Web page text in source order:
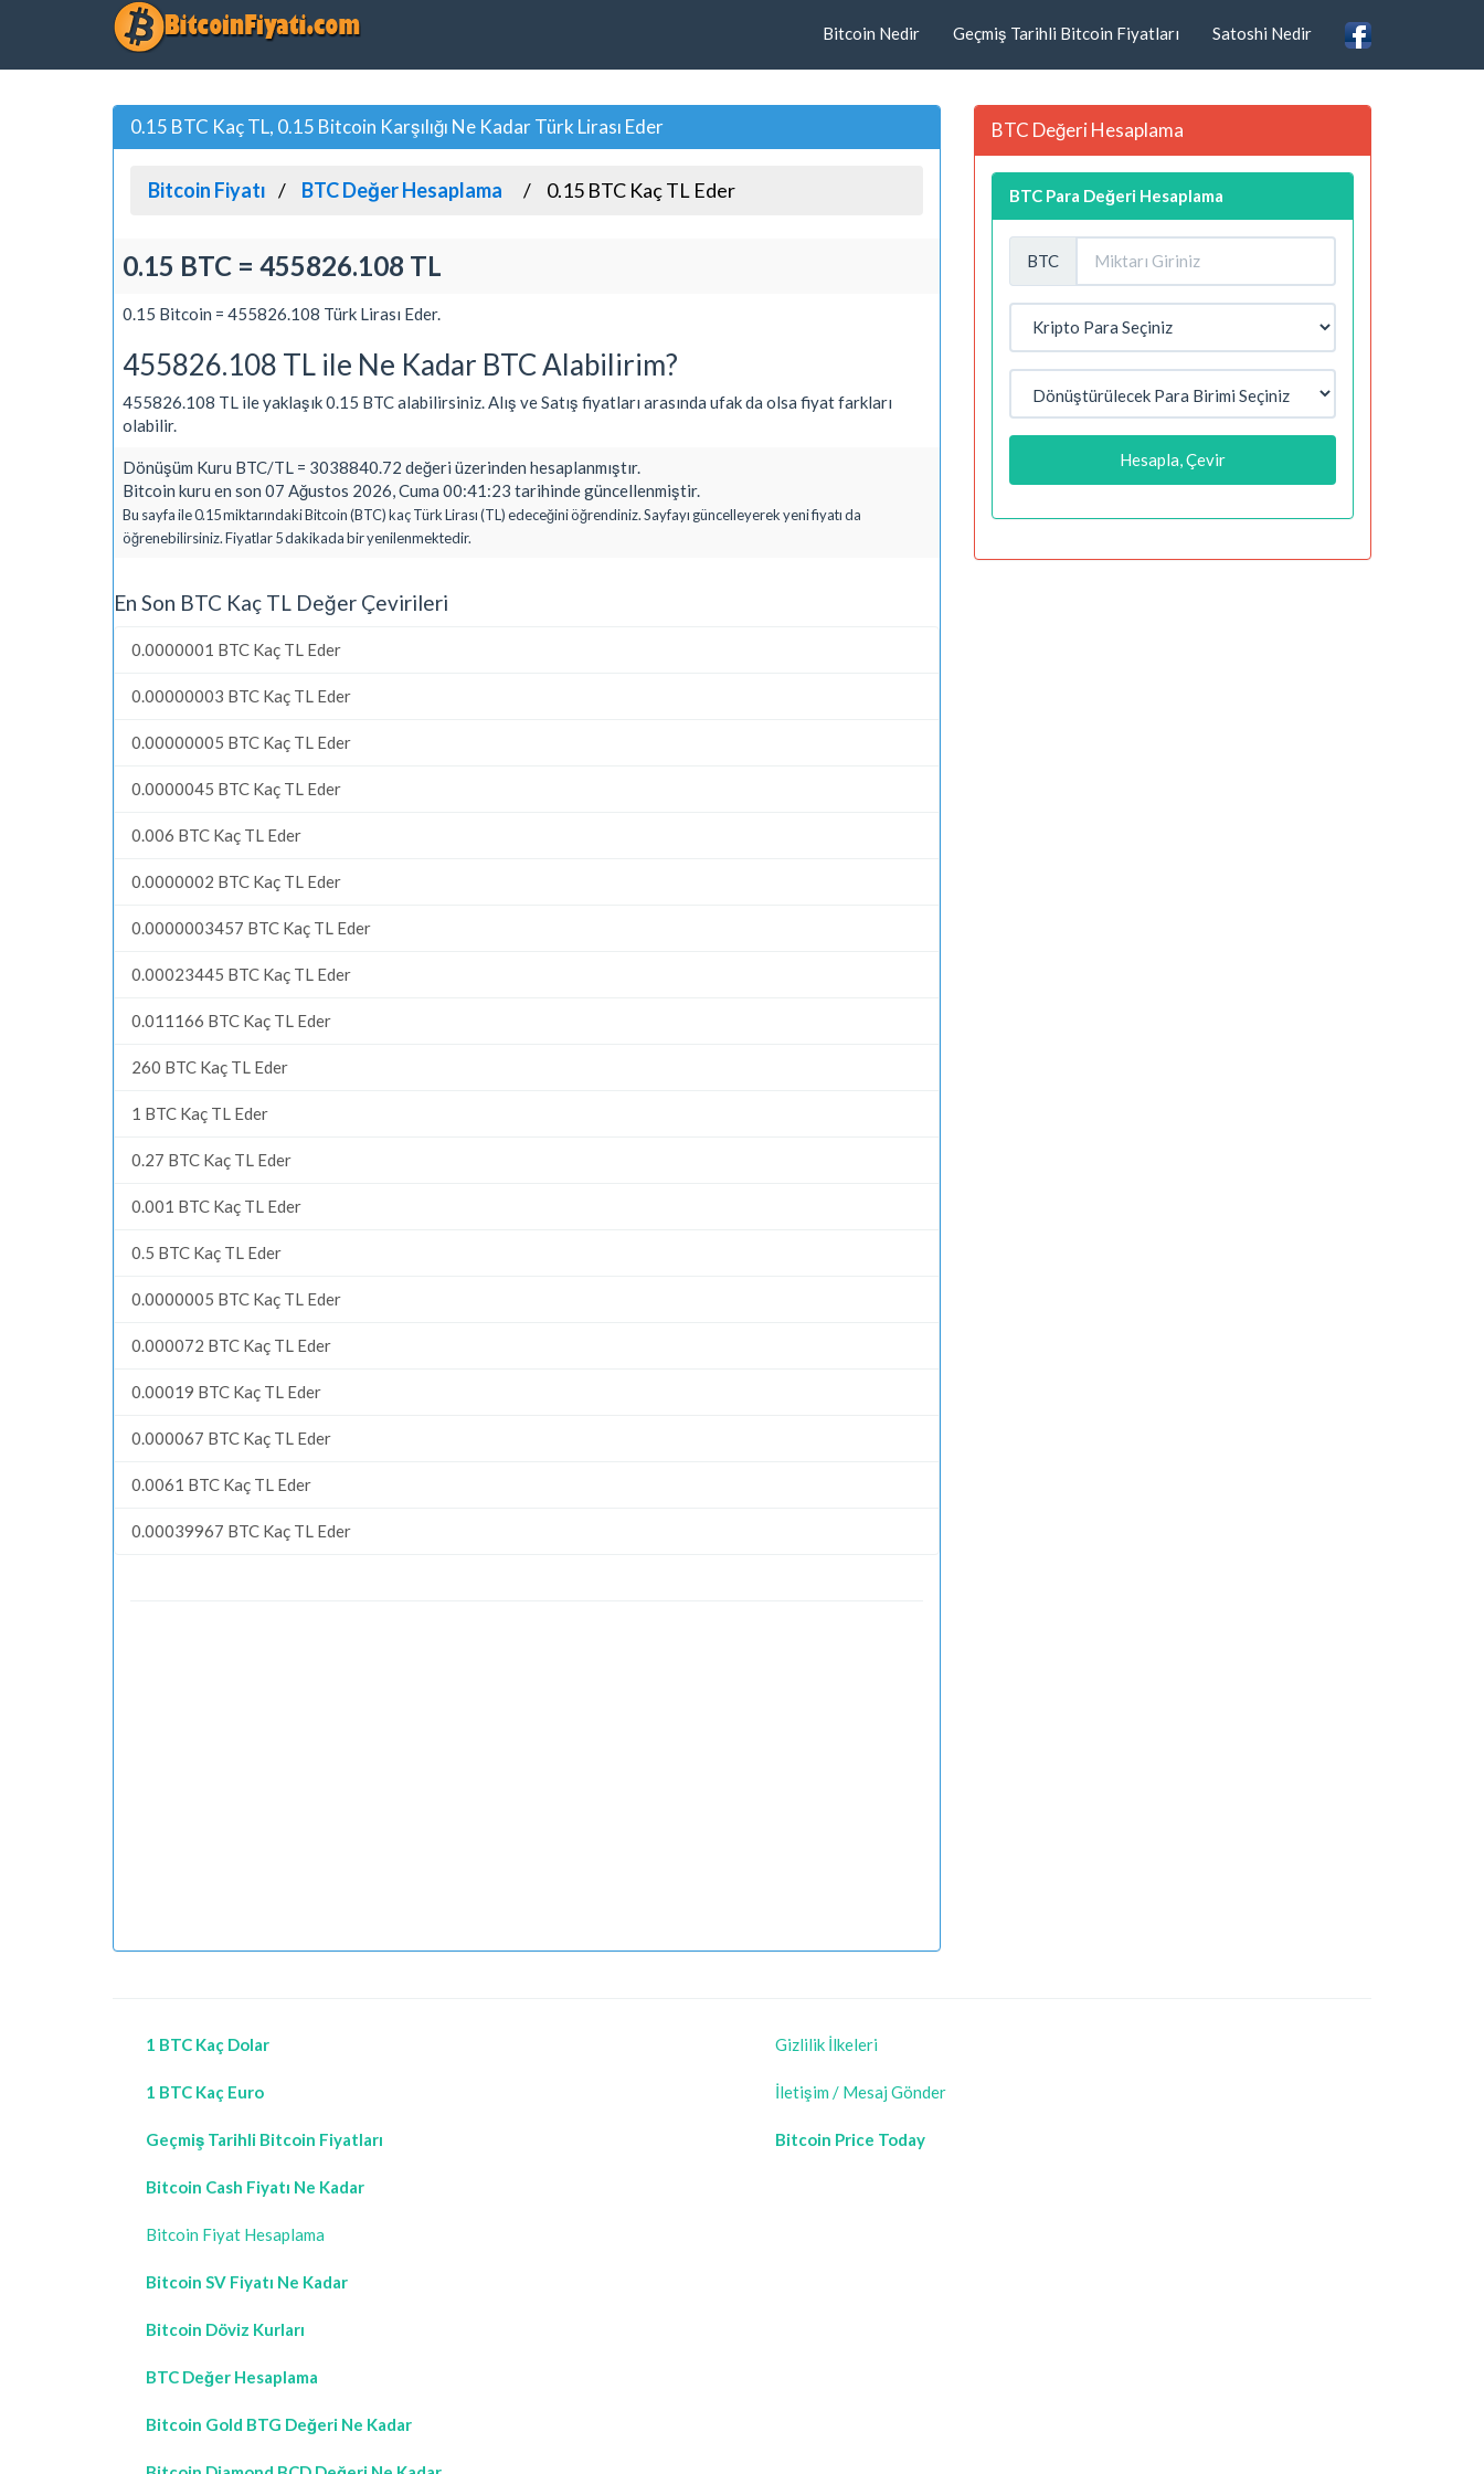
Bitcoin Nedir Geçmiş Tarihli Bitcoin Fiyatları Satoshi Nedir
0.15 BTC Kaç TL, 0.15 Bitcoin Karşılığı Ne Kadar Türk Lirası Eder
Bitcoin Fiyatı BTC Değer Hesaplama 0.15 BTC Kaç TL Eder
0.15 BTC = 455826.108 TL
0.15 Bitcoin = 455826.108 Türk Lirası Eder.
455826.108 TL ile Ne Kadar BTC Alabilirim?
455826.108 TL ile yaklaşık 0.15 BTC alabilirsiniz. Alış ve Satış fiyatları arasında ufak da olsa fiyat farkları
olabilir.
Dönüşüm Kuru BTC/TL = 3038840.72 değeri üzerinden hesaplanmıştır.
Bitcoin kuru en son 07 Ağustos 2026, Cuma 00:41:23 tarihinde güncellenmiştir.
Bu sayfa ile 0.15 miktarındaki Bitcoin (BTC) kaç Türk Lirası (TL) edeceğini öğrendiniz. Sayfayı güncelleyerek yeni fiyatı da
öğrenebilirsiniz. Fiyatlar 5 dakikada bir yenilenmektedir.
En Son BTC Kaç TL Değer Çevirileri
0.0000001 BTC Kaç TL Eder
0.00000003 BTC Kaç TL Eder
0.00000005 BTC Kaç TL Eder
0.0000045 BTC Kaç TL Eder
0.006 BTC Kaç TL Eder
0.0000002 BTC Kaç TL Eder
0.0000003457 BTC Kaç TL Eder
0.00023445 BTC Kaç TL Eder
0.011166 BTC Kaç TL Eder
260 BTC Kaç TL Eder
1 BTC Kaç TL Eder
0.27 BTC Kaç TL Eder
0.001 BTC Kaç TL Eder
0.5 BTC Kaç TL Eder
0.0000005 BTC Kaç TL Eder
0.000072 BTC Kaç TL Eder
0.00019 BTC Kaç TL Eder
0.000067 BTC Kaç TL Eder
0.0061 BTC Kaç TL Eder
0.00039967 BTC Kaç TL Eder
BTC Değeri Hesaplama
BTC Para Değeri Hesaplama
BTC
Hesapla, Çevir
1 BTC Kaç Dolar
1 BTC Kaç Euro
Geçmiş Tarihli Bitcoin Fiyatları
Bitcoin Cash Fiyatı Ne Kadar
Bitcoin Fiyat Hesaplama
Bitcoin SV Fiyatı Ne Kadar
Bitcoin Döviz Kurları
BTC Değer Hesaplama
Bitcoin Gold BTG Değeri Ne Kadar
Gizlilik İlkeleri
İletişim / Mesaj Gönder
Bitcoin Price Today